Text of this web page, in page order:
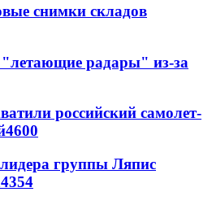
снимки складов
радары" из-за
российский самолет-
4600
группы Ляпис
4354